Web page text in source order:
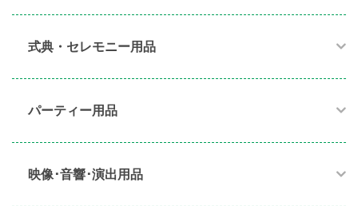
式典・セレモニー用品
パーティー用品​
映像･音響･演出用品​